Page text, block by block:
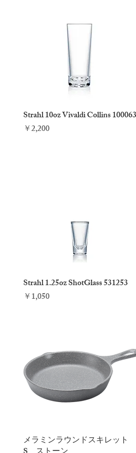
クイックビュー
Strahl 10oz Vivaldi Collins 100063
価格
￥2,200
クイックビュー
Strahl 1.25oz ShotGlass 531253
価格
￥1,050
クイックビュー
メラミンラウンドスキレット